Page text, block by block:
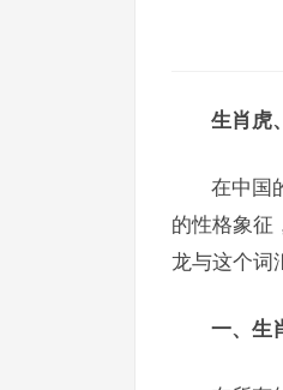
生肖虎
在中国
的性格象征
龙与这个词
一、生